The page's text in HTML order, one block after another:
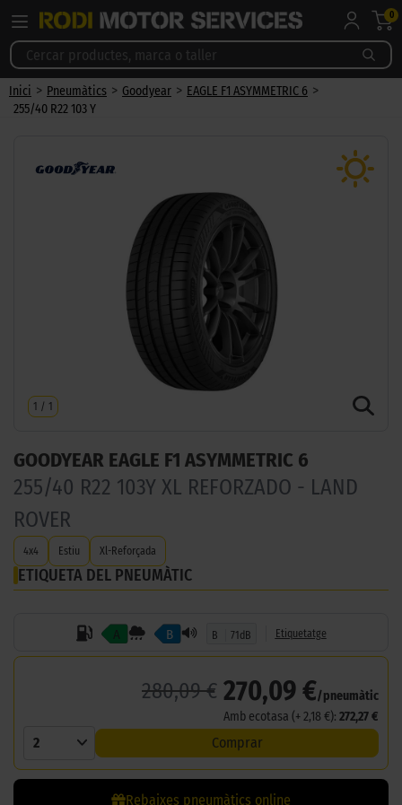
0
Inici > Pneumàtics > Goodyear > EAGLE F1 ASYMMETRIC 6 >
255/40 R22 103 Y
1 / 1
GOODYEAR EAGLE F1 ASYMMETRIC 6
255/40 R22 103Y XL REFORZADO - LAND
ROVER
4x4 Estiu Xl-Reforçada
ETIQUETA DEL PNEUMÀTIC
A B B 71dB Etiquetatge
280,09 € 270,09 €/pneumàtic
Amb ecotasa (+ 2,18 €): 272,27 €
2 Comprar
Rebaixes pneumàtics online